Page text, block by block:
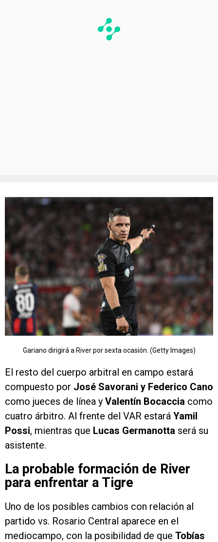
Gariano dirigirá a River por sexta ocasión. (Getty Images)
El resto del cuerpo arbitral en campo estará
compuesto por José Savorani y Federico Cano
como jueces de línea y Valentín Bocaccia como
cuatro árbitro. Al frente del VAR estará Yamil
Possi, mientras que Lucas Germanotta será su
asistente.
La probable formación de River
para enfrentar a Tigre
Uno de los posibles cambios con relación al
partido vs. Rosario Central aparece en el
mediocampo, con la posibilidad de que Tobías